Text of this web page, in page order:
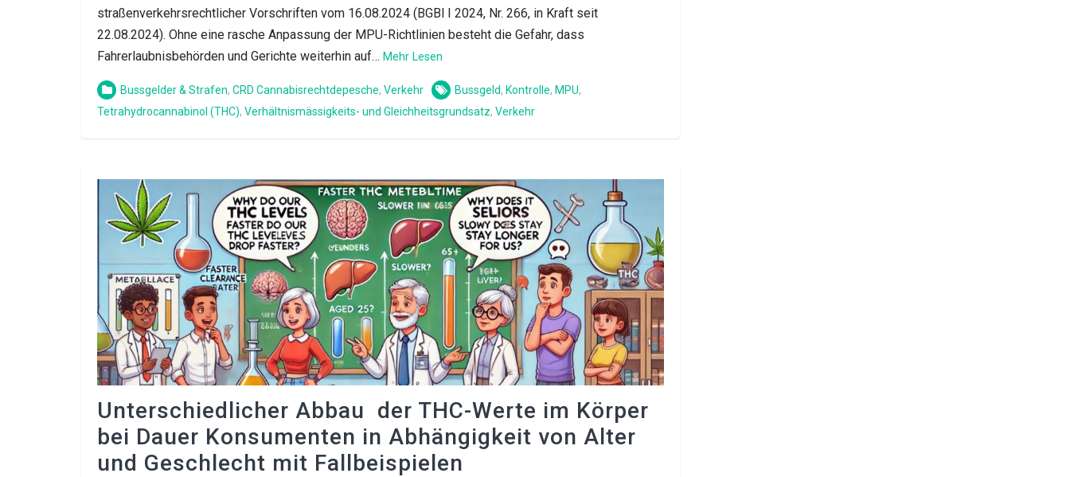
straßenverkehrsrechtlicher Vorschriften vom 16.08.2024 (BGBl I 2024, Nr. 266, in Kraft seit
22.08.2024). Ohne eine rasche Anpassung der MPU-Richtlinien besteht die Gefahr, dass
Fahrerlaubnisbehörden und Gerichte weiterhin auf… Mehr Lesen
Bussgelder & Strafen, CRD Cannabisrechtdepesche, Verkehr Bussgeld, Kontrolle, MPU,
Tetrahydrocannabinol (THC), Verhältnismässigkeits- und Gleichheitsgrundsatz, Verkehr
Unterschiedlicher Abbau der THC-Werte im Körper
bei Dauer Konsumenten in Abhängigkeit von Alter
und Geschlecht mit Fallbeispielen